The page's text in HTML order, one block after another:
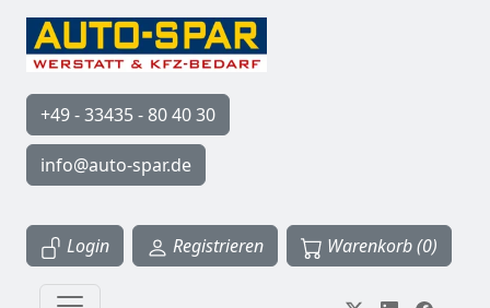
+49 - 33435 - 80 40 30
info@auto-spar.de
Login Registrieren Warenkorb (0)